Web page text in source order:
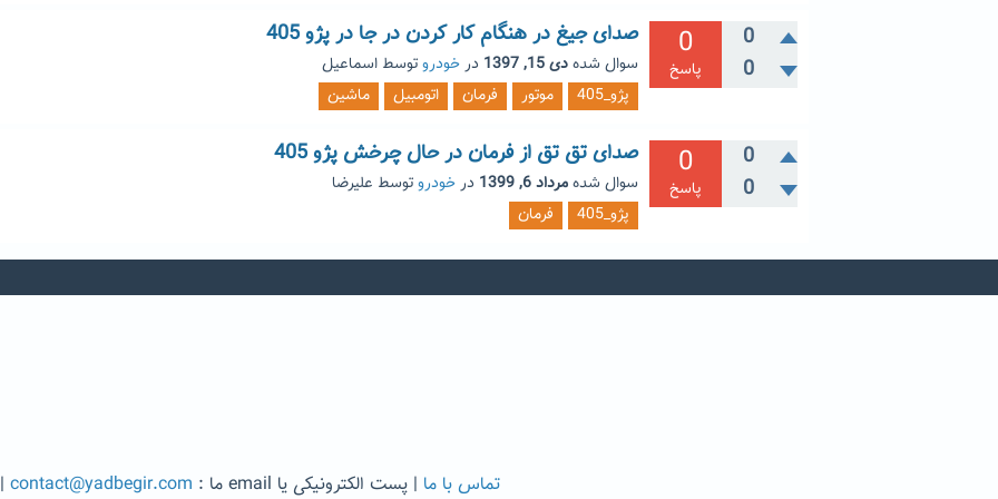
0
0
0
پاسخ
صدای جیغ در هنگام کار کردن در جا در پژو 405
سوال شدهدی 15, 1397 درخودروتوسط اسماعیل
پژو_405
موتور فرمان اتومبیل ماشین
0
0
0
پاسخ
صدای تق تق از فرمان در حال چرخش پژو 405
سوال شدهمرداد 6, 1399 درخودروتوسط علیرضا
پژو_405
فرمان
تماس با ما | پست الکترونیکی یا email ما : contact@yadbegir.com
|